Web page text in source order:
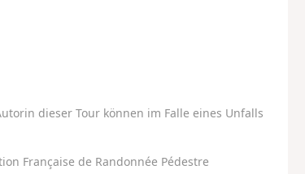
dieser Tour können im Falle eines Unfalls
Française de Randonnée Pédestre